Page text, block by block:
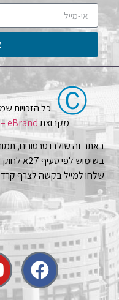
Ⓒ כל הזכויות
מקבוצתeBrand – ניהול מוניטין באינטרנט
באתר זה שולבו סרטונים,
בשימוש לפי
שלחו למייל בקשה לצרף